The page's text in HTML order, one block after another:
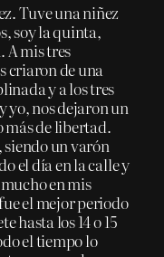
Tuve una niñez
soy la quinta,
A mis tres
criaron de una
y a los tres
yo, nos dejaron un
más de libertad.
siendo un varón
el día en la calle y
en mis
el mejor periodo
hasta los 14 o 15
el tiempo lo